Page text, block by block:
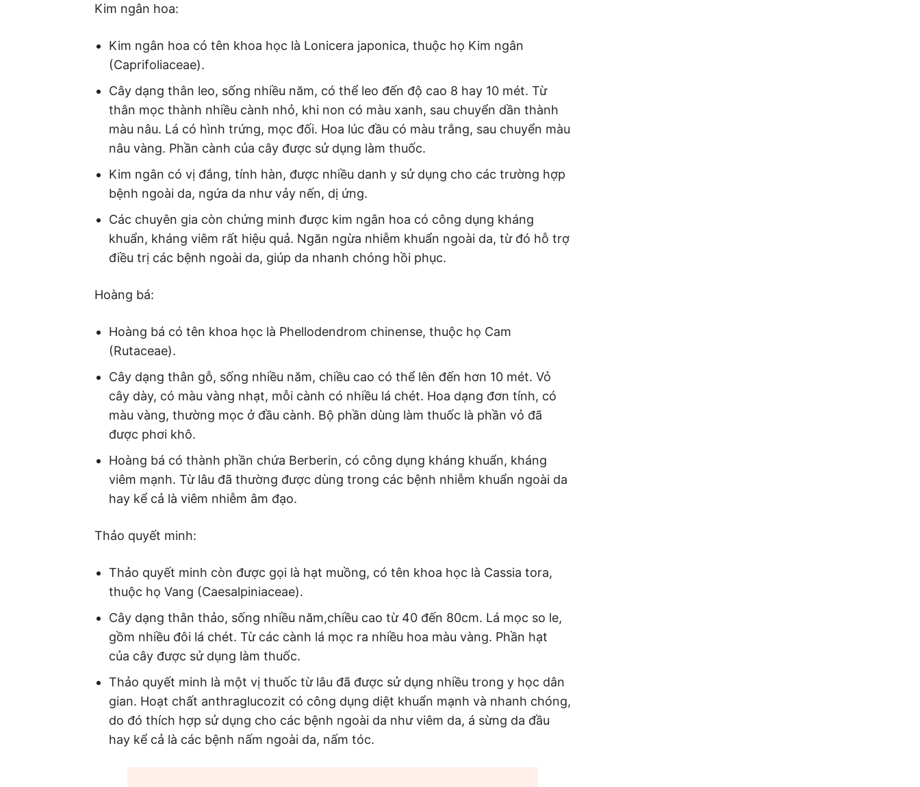
Kim ngân hoa:
Kim ngân hoa có tên khoa học là Lonicera japonica, thuộc họ Kim ngân
(Caprifoliaceae).
Cây dạng thân leo, sống nhiều năm, có thể leo đến độ cao 8 hay 10 mét. Từ
thân mọc thành nhiều cành nhỏ, khi non có màu xanh, sau chuyển dần thành
màu nâu. Lá có hình trứng, mọc đối. Hoa lúc đầu có màu trắng, sau chuyển màu
nâu vàng. Phần cành của cây được sử dụng làm thuốc.
Kim ngân có vị đắng, tính hàn, được nhiều danh y sử dụng cho các trường hợp
bệnh ngoài da, ngứa da như vảy nến, dị ứng.
Các chuyên gia còn chứng minh được kim ngân hoa có công dụng kháng
khuẩn, kháng viêm rất hiệu quả. Ngăn ngừa nhiễm khuẩn ngoài da, từ đó hỗ trợ
điều trị các bệnh ngoài da, giúp da nhanh chóng hồi phục.
Hoàng bá:
Hoàng bá có tên khoa học là Phellodendrom chinense, thuộc họ Cam
(Rutaceae).
Cây dạng thân gỗ, sống nhiều năm, chiều cao có thể lên đến hơn 10 mét. Vỏ
cây dày, có màu vàng nhạt, mỗi cành có nhiều lá chét. Hoa dạng đơn tính, có
màu vàng, thường mọc ở đầu cành. Bộ phần dùng làm thuốc là phần vỏ đã
được phơi khô.
Hoàng bá có thành phần chứa Berberin, có công dụng kháng khuẩn, kháng
viêm mạnh. Từ lâu đã thường được dùng trong các bệnh nhiễm khuẩn ngoài da
hay kể cả là viêm nhiễm âm đạo.
Thảo quyết minh:
Thảo quyết minh còn được gọi là hạt muồng, có tên khoa học là Cassia tora,
thuộc họ Vang (Caesalpiniaceae).
Cây dạng thân thảo, sống nhiều năm,chiều cao từ 40 đến 80cm. Lá mọc so le,
gồm nhiều đôi lá chét. Từ các cành lá mọc ra nhiều hoa màu vàng. Phần hạt
của cây được sử dụng làm thuốc.
Thảo quyết minh là một vị thuốc từ lâu đã được sử dụng nhiều trong y học dân
gian. Hoạt chất anthraglucozit có công dụng diệt khuẩn mạnh và nhanh chóng,
do đó thích hợp sử dụng cho các bệnh ngoài da như viêm da, á sừng da đầu
hay kể cả là các bệnh nấm ngoài da, nấm tóc.